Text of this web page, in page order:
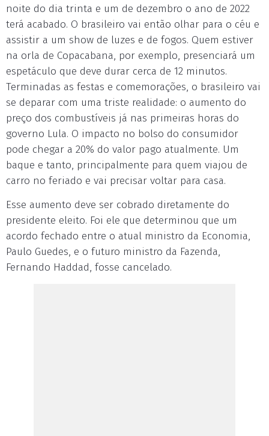
noite do dia trinta e um de dezembro o ano de 2022
terá acabado. O brasileiro vai então olhar para o céu e
assistir a um show de luzes e de fogos. Quem estiver
na orla de Copacabana, por exemplo, presenciará um
espetáculo que deve durar cerca de 12 minutos.
Terminadas as festas e comemorações, o brasileiro vai
se deparar com uma triste realidade: o aumento do
preço dos combustíveis já nas primeiras horas do
governo Lula. O impacto no bolso do consumidor
pode chegar a 20% do valor pago atualmente. Um
baque e tanto, principalmente para quem viajou de
carro no feriado e vai precisar voltar para casa.
Esse aumento deve ser cobrado diretamente do
presidente eleito. Foi ele que determinou que um
acordo fechado entre o atual ministro da Economia,
Paulo Guedes, e o futuro ministro da Fazenda,
Fernando Haddad, fosse cancelado.